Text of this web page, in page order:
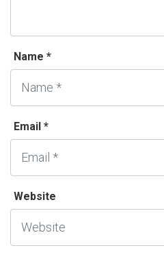
Name *
Email *
Website